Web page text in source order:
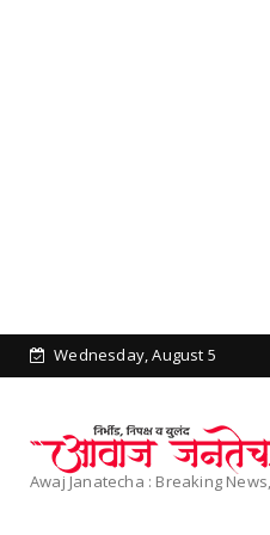
Wednesday, August 5
Awaj Janatecha : Breaking